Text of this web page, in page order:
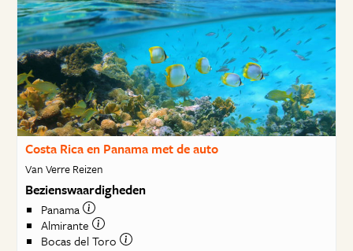
Costa Rica en Panama met de auto
Van Verre Reizen
Bezienswaardigheden
Panama
Almirante
Bocas del Toro